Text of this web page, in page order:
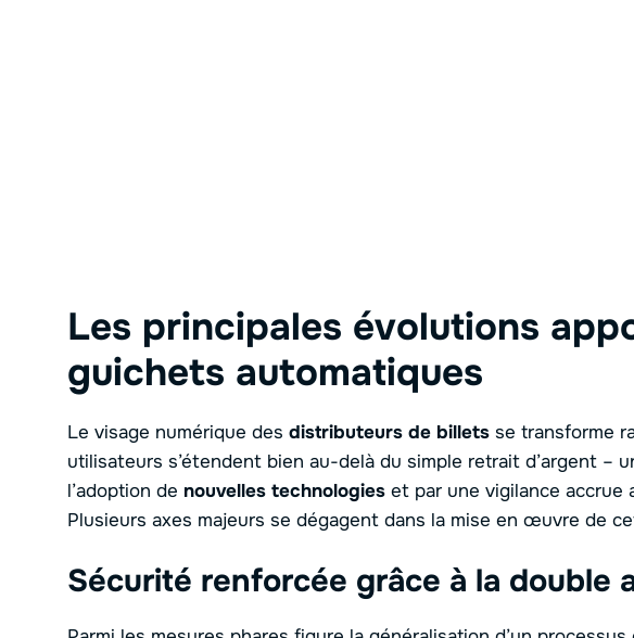
Les principales évolutions
guichets automatiques
Le visage numérique des distributeurs de billets se transforme
utilisateurs s’étendent bien au-delà du simple retrait d’argent –
l’adoption de nouvelles technologies et par une vigilance accrue
Plusieurs axes majeurs se dégagent dans la mise en œuvre de
Sécurité renforcée grâce à la double